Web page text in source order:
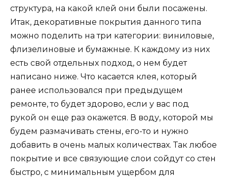
структура, на какой клей они были посажены.
Итак, декоративные покрытия данного типа
можно поделить на три категории: виниловые,
флизелиновые и бумажные. К каждому из них
есть свой отдельных подход, о нем будет
написано ниже. Что касается клея, который
ранее использовался при предыдущем
ремонте, то будет здорово, если у вас под
рукой он еще раз окажется. В воду, которой мы
будем размачивать стены, его-то и нужно
добавить в очень малых количествах. Так любое
покрытие и все связующие слои сойдут со стен
быстро, с минимальным ущербом для